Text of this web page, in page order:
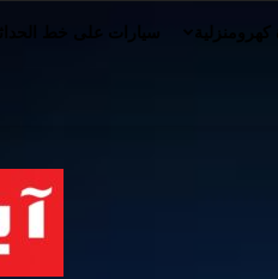
سيارات على خط الحداثة كهرومنزلية